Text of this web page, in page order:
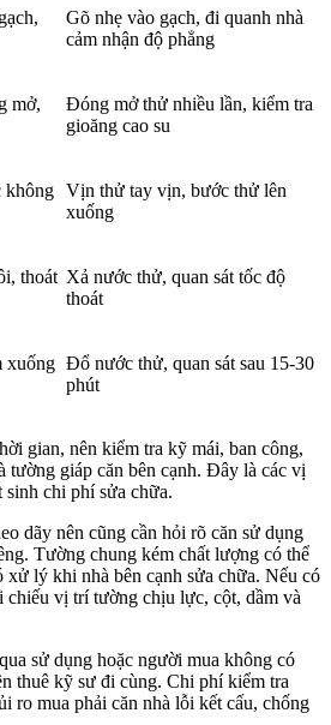
Gõ nhẹ vào gạch, đi quanh nhà
cảm nhận độ phẳng
mở,
Đóng mở thử nhiều lần, kiểm tra
gioăng cao su
không Vịn thử tay vịn, bước thử lên
xuống
thoát Xả nước thử, quan sát tốc độ
thoát
xuống Đổ nước thử, quan sát sau 15-30
phút
gian, nên kiểm tra kỹ mái, ban công,
tường giáp căn bên cạnh. Đây là các vị
chi phí sửa chữa.
dãy nên cũng cần hỏi rõ căn sử dụng
Tường chung kém chất lượng có thể
xử lý khi nhà bên cạnh sửa chữa. Nếu có
chiếu vị trí tường chịu lực, cột, dầm và
sử dụng hoặc người mua không có
thuê kỹ sư đi cùng. Chi phí kiểm tra
ro mua phải căn nhà lỗi kết cấu, chống